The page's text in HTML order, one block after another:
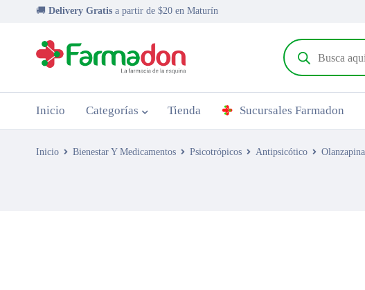
🚚 Delivery Gratis a partir de $20 en Maturín
Inicio Categorías Tienda Sucursales Farmadon
Inicio Bienestar Y Medicamentos Psicotrópicos Antipsicótico